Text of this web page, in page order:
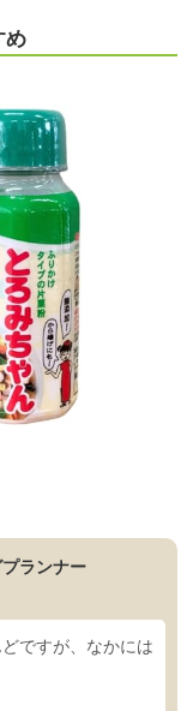
め
ランナー
ですが、なかには